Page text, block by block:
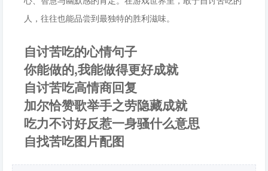
人，往往也能品尝到最独特的胜利滋味。
自讨苦吃的心情句子
你能做的,我能做得更好成就
自讨苦吃高情商回复
加尔恰赞歌举手之劳隐藏成就
吃力不讨好反惹一身骚什么意思
自找苦吃图片配图